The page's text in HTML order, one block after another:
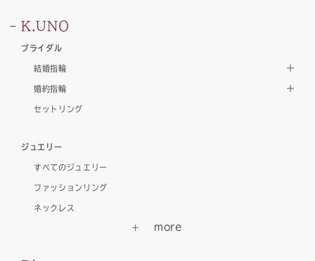
K.UNO
ブライダル
結婚指輪
婚約指輪
セットリング
ジュエリー
すべてのジュエリー
ファッションリング
ネックレス